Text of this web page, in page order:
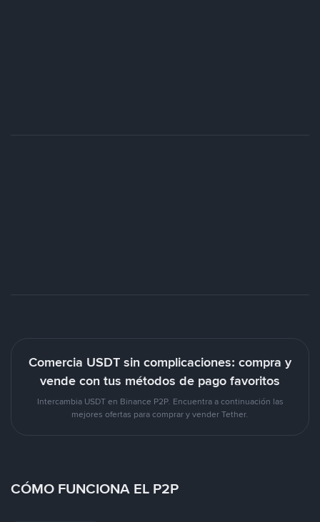
Comercia USDT sin complicaciones: compra y
vende con tus métodos de pago favoritos
Intercambia USDT en Binance P2P. Encuentra a continuación las
mejores ofertas para comprar y vender Tether.
CÓMO FUNCIONA EL P2P